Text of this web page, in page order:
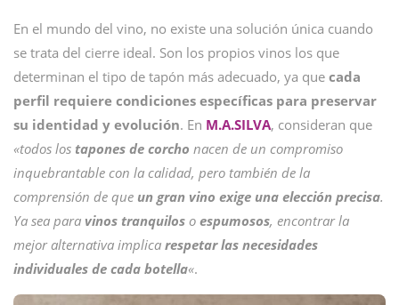
En el mundo del vino, no existe una solución única cuando
se trata del cierre ideal. Son los propios vinos los que
determinan el tipo de tapón más adecuado, ya que cada
perfil requiere condiciones específicas para preservar
su identidad y evolución. En M.A.SILVA, consideran que
«todos los tapones de corcho nacen de un compromiso
inquebrantable con la calidad, pero también de la
comprensión de que un gran vino exige una elección precisa.
Ya sea para vinos tranquilos o espumosos, encontrar la
mejor alternativa implica respetar las necesidades
individuales de cada botella«.